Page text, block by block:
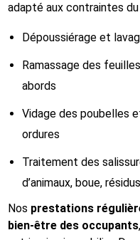
adapté aux contraintes
Dépoussiérage et
Ramassage des
abords
Vidage des poubelles
ordures
Traitement des
d’animaux, boue,
Nos prestations
bien-être des occupants